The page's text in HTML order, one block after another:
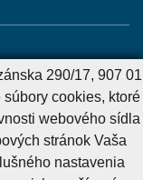
o prístupnosti
Správca obsahu
290/17, 907 01
cookies, ktoré
webového sídla
stránok Vaša
nastavenia